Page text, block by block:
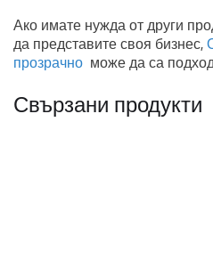
Ако имате нужда от други
да представите своя бизнес,
прозрачно може да са
Свързани продукти